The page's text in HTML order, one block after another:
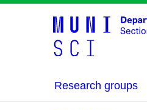
Research groups